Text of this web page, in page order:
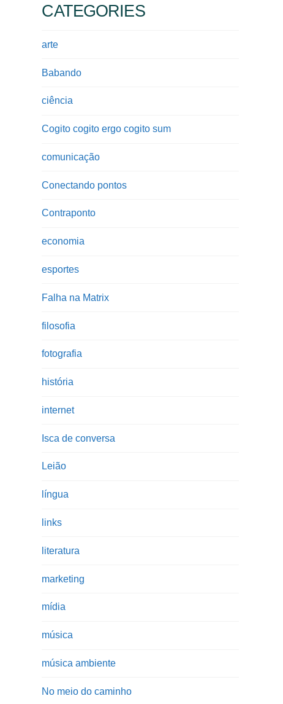
CATEGORIES
arte
Babando
ciência
Cogito cogito ergo cogito sum
comunicação
Conectando pontos
Contraponto
economia
esportes
Falha na Matrix
filosofia
fotografia
história
internet
Isca de conversa
Leião
língua
links
literatura
marketing
mídia
música
música ambiente
No meio do caminho